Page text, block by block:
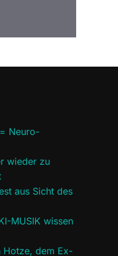
Neuro-
wieder zu
aus Sicht des
MUSIK wissen
Hotze, dem Ex-